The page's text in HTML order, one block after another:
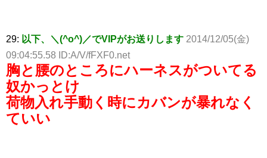
29: 以下、＼(^o^)／でVIPがお送りします 2014/12/05(金)
09:04:55.58 ID:A/V/fFXF0.net
胸と腰のところにハーネスがついてる
奴かっとけ
荷物入れ手動く時にカバンが暴れなく
ていい